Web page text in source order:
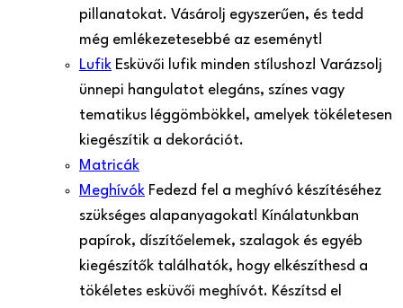
pillanatokat. Vásárolj egyszerűen, és tedd
még emlékezetesebbé az eseményt!
Lufik Esküvői lufik minden stílushoz! Varázsolj
ünnepi hangulatot elegáns, színes vagy
tematikus léggömbökkel, amelyek tökéletesen
kiegészítik a dekorációt.
Matricák
Meghívók Fedezd fel a meghívó készítéséhez
szükséges alapanyagokat! Kínálatunkban
papírok, díszítőelemek, szalagok és egyéb
kiegészítők találhatók, hogy elkészíthesd a
tökéletes esküvői meghívót. Készítsd el